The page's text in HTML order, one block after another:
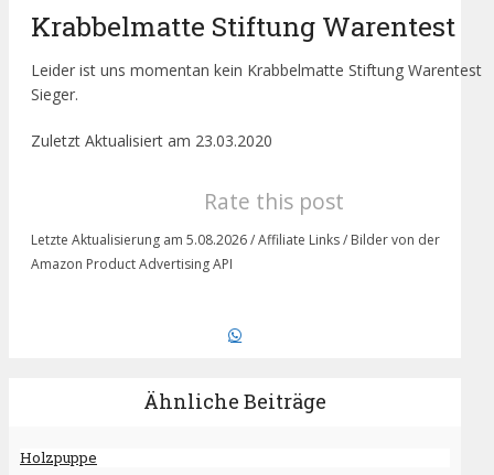
Krabbelmatte Stiftung Warentest
Leider ist uns momentan kein Krabbelmatte Stiftung Warentest
Sieger.
Zuletzt Aktualisiert am 23.03.2020
Rate this post
Letzte Aktualisierung am 5.08.2026 / Affiliate Links / Bilder von der
Amazon Product Advertising API
Ähnliche Beiträge
Holzpuppe